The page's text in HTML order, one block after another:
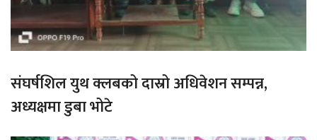
संघर्षशिल युथ क्लबको दास्रो अधिवेशन सम्पन्न,
अध्यक्षमा डुबा भोटे